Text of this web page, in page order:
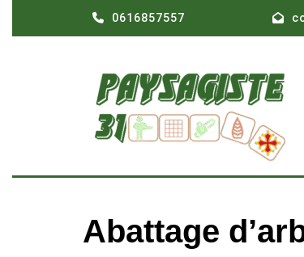
0616857557
Abattage